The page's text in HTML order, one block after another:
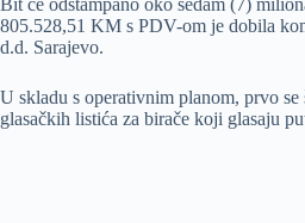
Bit će odštampano oko sedam (7)
805.528,51 KM s PDV-om je dobila
d.d. Sarajevo.
U skladu s operativnim planom, prvo
glasačkih listića za birače koji glasaju